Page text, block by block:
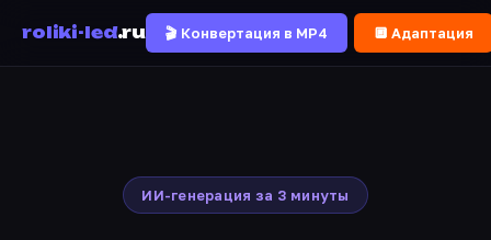
roliki-led.ru 🎬 Конвертация в MP4 🔲 Адаптация
ИИ-генерация за 3 минуты